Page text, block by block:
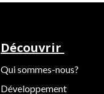
Découvrir
Qui sommes-nous?
Développement